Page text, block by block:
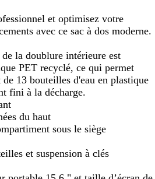
et optimisez votre
avec ce sac à dos moderne.
la doublure intérieure est
PET recyclé, ce qui permet
13 bouteilles d'eau en plastique
fini à la décharge.
du haut
sous le siège
et suspension à clés